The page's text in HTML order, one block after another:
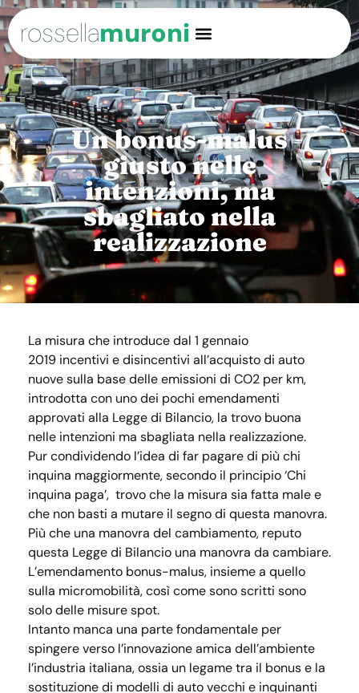
rossellamuroni
Un bonus-malus
giusto nelle
intenzioni, ma
sbagliato nella
realizzazione
La misura che introduce dal 1 gennaio
2019 incentivi e disincentivi all’acquisto di auto
nuove sulla base delle emissioni di CO2 per km,
introdotta con uno dei pochi emendamenti
approvati alla Legge di Bilancio, la trovo buona
nelle intenzioni ma sbagliata nella realizzazione.
Pur condividendo l’idea di far pagare di più chi
inquina maggiormente, secondo il principio ‘Chi
inquina paga’, trovo che la misura sia fatta male e
che non basti a mutare il segno di questa manovra.
Più che una manovra del cambiamento, reputo
questa Legge di Bilancio una manovra da cambiare.
L’emendamento bonus-malus, insieme a quello
sulla micromobilità, così come sono scritti sono
solo delle misure spot.
Intanto manca una parte fondamentale per
spingere verso l’innovazione amica dell’ambiente
l’industria italiana, ossia un legame tra il bonus e la
sostituzione di modelli di auto vecchi e inquinanti